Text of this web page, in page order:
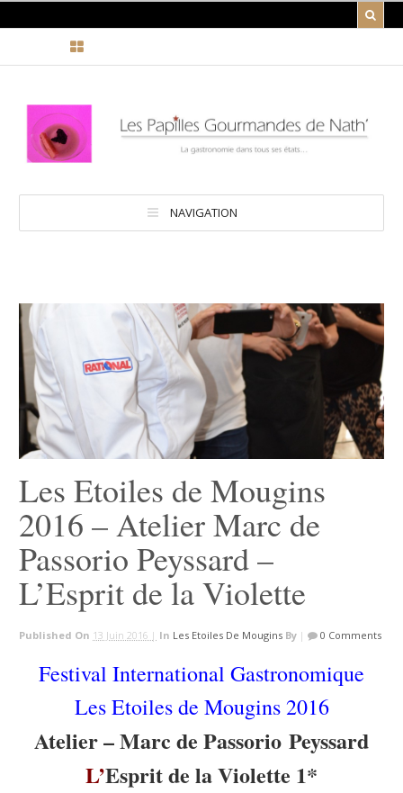
NAVIGATION
Les Etoiles de Mougins
2016 – Atelier Marc de
Passorio Peyssard –
L’Esprit de la Violette
Published On 13 Juin 2016 | In Les Etoiles De Mougins By | 0 Comments
Festival International Gastronomique
Les Etoiles de Mougins 2016
Atelier – Marc de Passorio Peyssard
L’Esprit de la Violette 1*